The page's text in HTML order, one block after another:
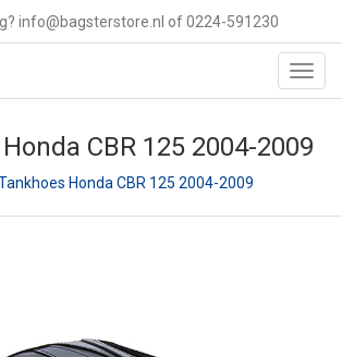
info@bagsterstore.nl of 0224-591230
CBR 125 2004-2009
Honda CBR 125 2004-2009